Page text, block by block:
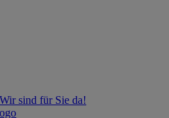
Wir sind für Sie da!